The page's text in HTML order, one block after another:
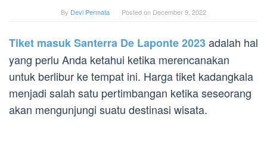
By Devi Permata Posted on December 9, 2022
Tiket masuk Santerra De Laponte 2023adalah hal
yang perlu Anda ketahui ketika merencanakan
untuk berlibur ke tempat ini. Harga tiket kadangkala
menjadi salah satu pertimbangan ketika seseorang
akan mengunjungi suatu destinasi wisata.